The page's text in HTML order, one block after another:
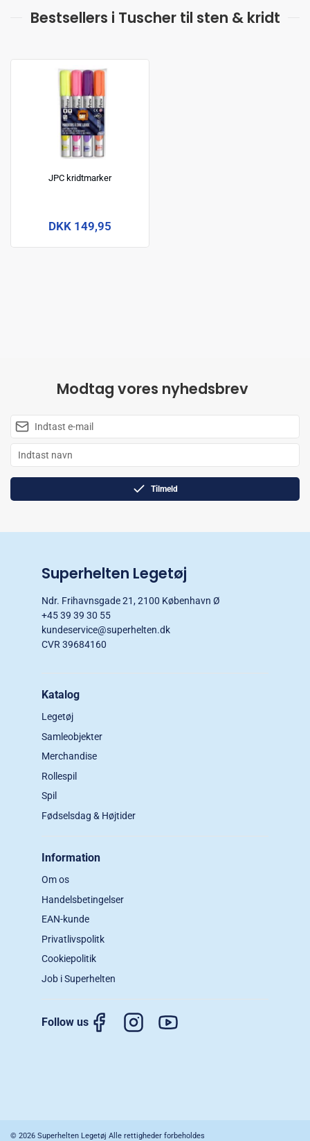
Bestsellers i Tuscher til sten & kridt
JPC kridtmarker
DKK 149,95
Modtag vores nyhedsbrev
Tilmeld
Superhelten Legetøj
Ndr. Frihavnsgade 21, 2100 København Ø
+45 39 39 30 55
kundeservice@superhelten.dk
CVR 39684160
Katalog
Legetøj
Samleobjekter
Merchandise
Rollespil
Spil
Fødselsdag & Højtider
Information
Om os
Handelsbetingelser
EAN-kunde
Privatlivspolitk
Cookiepolitik
Job i Superhelten
Follow us
© 2026 Superhelten Legetøj Alle rettigheder forbeholdes